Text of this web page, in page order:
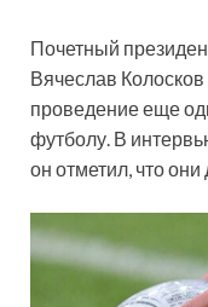
Почетный
Вячеслав
проведение еще
футболу. В
он отметил, что